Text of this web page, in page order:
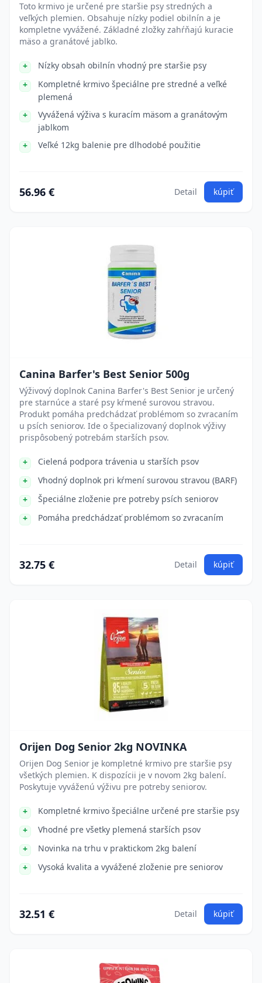
Toto krmivo je určené pre staršie psy stredných a
veľkých plemien. Obsahuje nízky podiel obilnín a je
kompletne vyvážené. Základné zložky zahŕňajú kuracie
mäso a granátové jablko.
Nízky obsah obilnín vhodný pre staršie psy
Kompletné krmivo špeciálne pre stredné a veľké
plemená
Vyvážená výživa s kuracím mäsom a granátovým
jablkom
Veľké 12kg balenie pre dlhodobé použitie
56.96 € Detail kúpiť
Canina Barfer's Best Senior 500g
Výživový doplnok Canina Barfer's Best Senior je určený
pre starnúce a staré psy kŕmené surovou stravou.
Produkt pomáha predchádzať problémom so zvracaním
u psích seniorov. Ide o špecializovaný doplnok výživy
prispôsobený potrebám starších psov.
Cielená podpora trávenia u starších psov
Vhodný doplnok pri kŕmení surovou stravou (BARF)
Špeciálne zloženie pre potreby psích seniorov
Pomáha predchádzať problémom so zvracaním
32.75 € Detail kúpiť
Orijen Dog Senior 2kg NOVINKA
Orijen Dog Senior je kompletné krmivo pre staršie psy
všetkých plemien. K dispozícii je v novom 2kg balení.
Poskytuje vyváženú výživu pre potreby seniorov.
Kompletné krmivo špeciálne určené pre staršie psy
Vhodné pre všetky plemená starších psov
Novinka na trhu v praktickom 2kg balení
Vysoká kvalita a vyvážené zloženie pre seniorov
32.51 € Detail kúpiť